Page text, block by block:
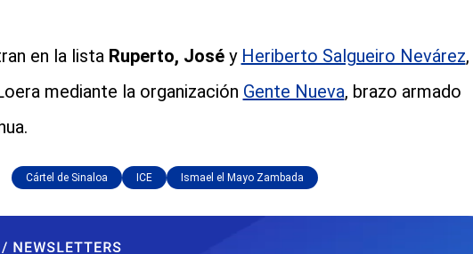
en la lista Ruperto, José y Heriberto Salgueiro Nevárez,
mediante la organización Gente Nueva, brazo armado
Cártel de Sinaloa ICE Ismael el Mayo Zambada